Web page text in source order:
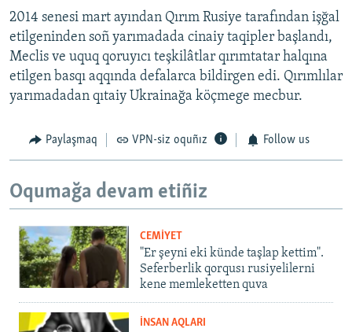
2014 senesi mart ayından Qırım Rusiye tarafından işğal
etilgeninden soñ yarımadada cinaiy taqipler başlandı,
Meclis ve uquq qoruyıcı teşkilâtlar qırımtatar halqına
etilgen basqı aqqında defalarca bildirgen edi. Qırımlılar
yarımadadan qıtaiy Ukrainağa köçmege mecbur.
Paylaşmaq VPN-siz oquñız Follow us
Oqumağa devam etiñiz
CEMİYET
"Er şeyni eki künde taşlap kettim".
Seferberlik qorqusı rusiyelilerni
kene memleketten quva
İNSAN AQLARI